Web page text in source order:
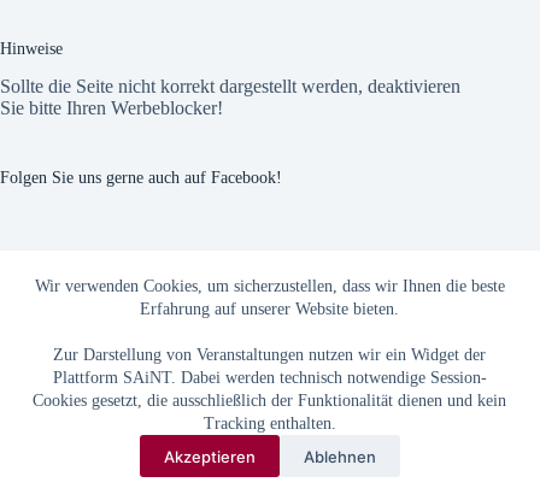
Wir verwenden Cookies, um sicherzustellen, dass wir Ihnen die beste
Erfahrung auf unserer Website bieten.
Zur Darstellung von Veranstaltungen nutzen wir ein Widget der
Plattform SAiNT. Dabei werden technisch notwendige Session-
Cookies gesetzt, die ausschließlich der Funktionalität dienen und kein
Tracking enthalten.
Akzeptieren Ablehnen
Hinweise
Sollte die Seite nicht korrekt dargestellt werden, deaktivieren
Sie bitte Ihren Werbeblocker!
Folgen Sie uns gerne auch auf Facebook!
AGB